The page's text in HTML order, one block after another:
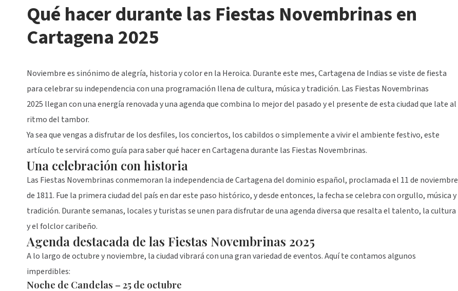
Qué hacer durante las Fiestas Novembrinas en
Cartagena 2025
Noviembre es sinónimo de alegría, historia y color en la Heroica. Durante este mes, Cartagena de Indias se viste de fiesta
para celebrar su independencia con una programación llena de cultura, música y tradición. Las Fiestas Novembrinas
2025 llegan con una energía renovada y una agenda que combina lo mejor del pasado y el presente de esta ciudad que late al
ritmo del tambor.
Ya sea que vengas a disfrutar de los desfiles, los conciertos, los cabildos o simplemente a vivir el ambiente festivo, este
artículo te servirá como guía para saber qué hacer en Cartagena durante las Fiestas Novembrinas.
Una celebración con historia
Las Fiestas Novembrinas conmemoran la independencia de Cartagena del dominio español, proclamada el 11 de noviembre
de 1811. Fue la primera ciudad del país en dar este paso histórico, y desde entonces, la fecha se celebra con orgullo, música y
tradición. Durante semanas, locales y turistas se unen para disfrutar de una agenda diversa que resalta el talento, la cultura
y el folclor caribeño.
Agenda destacada de las Fiestas Novembrinas 2025
A lo largo de octubre y noviembre, la ciudad vibrará con una gran variedad de eventos. Aquí te contamos algunos
imperdibles:
Noche de Candelas – 25 de octubre